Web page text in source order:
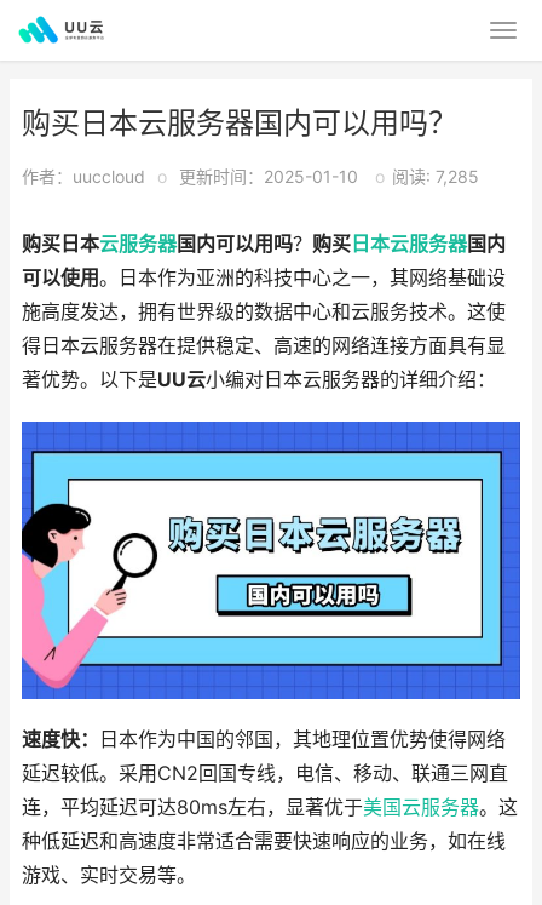
购买日本云服务器国内可以用吗？
作者：uuccloud o 更新时间：2025-01-10 o 阅读: 7,285
购买日本云服务器国内可以用吗？ 购买 日本云服务器国内
可以使用。日本作为亚洲的科技中心之一，其网络基础设
施高度发达，拥有世界级的数据中心和云服务技术。这使
得日本云服务器在提供稳定、高速的网络连接方面具有显
著优势。以下是UU云小编对日本云服务器的详细介绍：
速度快：
日本作为中国的邻国，其地理位置优势使得网络
延迟较低。采用CN2回国专线，电信、移动、联通三网直
连，平均延迟可达80ms左右，显著优于美国云服务器。这
种低延迟和高速度非常适合需要快速响应的业务，如在线
游戏、实时交易等。